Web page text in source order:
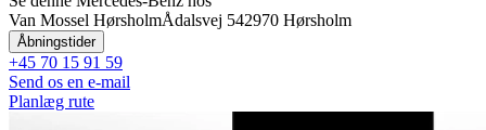
Van Mossel HørsholmÅdalsvej 542970 Hørsholm
Åbningstider
+45 70 15 91 59
Send os en e-mail
Planlæg rute